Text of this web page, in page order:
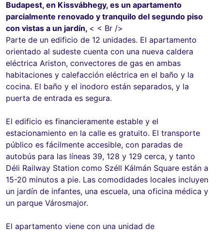
Budapest, en Kissvábhegy, es un apartamento
parcialmente renovado y tranquilo del segundo piso
con vistas a un jardín, < < Br />
Parte de un edificio de 12 unidades. El apartamento
orientado al sudeste cuenta con una nueva caldera
eléctrica Ariston, convectores de gas en ambas
habitaciones y calefacción eléctrica en el baño y la
cocina. El baño y el inodoro están separados, y la
puerta de entrada es segura.
El edificio es financieramente estable y el
estacionamiento en la calle es gratuito. El transporte
público es fácilmente accesible, con paradas de
autobús para las líneas 39, 128 y 129 cerca, y tanto
Déli Railway Station como Széll Kálmán Square están a
15-20 minutos a pie. Las comodidades locales incluyen
un jardín de infantes, una escuela, una oficina médica y
un parque Városmajor.
El apartamento viene con una unidad de